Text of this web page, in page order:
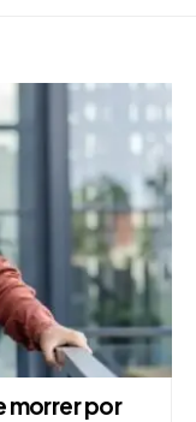
morrer por